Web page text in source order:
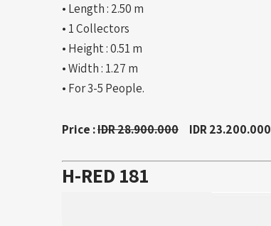
• Length : 2.50 m
• 1 Collectors
• Height : 0.51 m
• Width : 1.27 m
• For 3-5 People.
Price :IDR 28.900.000 IDR 23.200.000
H-RED 181